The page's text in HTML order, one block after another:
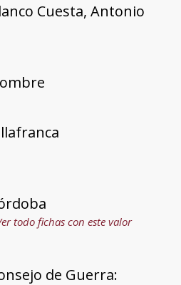
Cuesta, Antonio
todo fichas con este valor
de Guerra: